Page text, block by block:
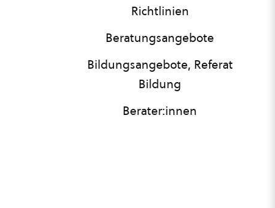
Richtlinien
Beratungsangebote
Bildungsangebote, Referat
Bildung
Berater:innen